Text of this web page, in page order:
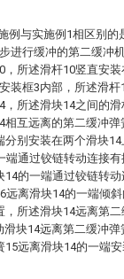
例与实施例1相区别的
进行缓冲的第二缓冲
所述滑杆10竖直安装
装框3内部，所述滑杆
，所述滑块14之间的
相互远离的第二缓冲弹
分别安装在两个滑块
端通过铰链转动连接有
14的一端通过铰链转
远离滑块14的一端倾
，所述滑块14远离第
滑块14远离第二缓冲弹
15远离滑块14的一端